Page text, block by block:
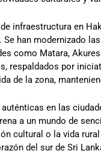
infraestructura en
han modernizado
como Matara,
respaldados por
de la zona,
en las
a un mundo de
cultural o la vida
del sur de Sri